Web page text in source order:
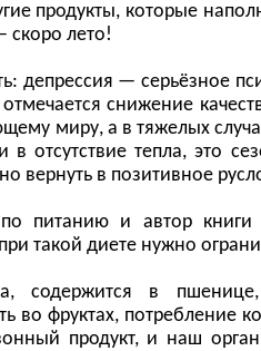
продукты, которые
скоро лето!
депрессия — серьёзное
снижение
миру, а в тяжелых
в отсутствие тепла, это
вернуть в позитивное
по питанию и автор
такой диете нужно
содержится в
во фруктах, потребление
продукт, и наш